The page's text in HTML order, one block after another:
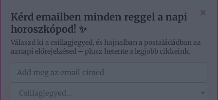
×
Kérd emailben minden reggel a napi
horoszkópod! ✨
Válaszd ki a csillagjegyed, és hajnalban a postaládádban az
aznapi előrejelzésed – plusz hetente a legjobb cikkeink.